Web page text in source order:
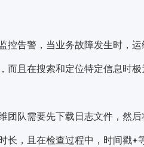
控告警，当业务故障发生时，
而且在搜索和定位特定信息时
团队需要先下载日志文件，然
长，且在检查过程中， 时间戳